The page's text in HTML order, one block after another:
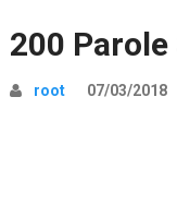
200
root 07/03/2018